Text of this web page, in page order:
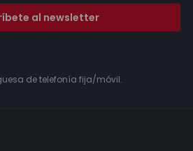
al newsletter
de telefonía fija/móvil.